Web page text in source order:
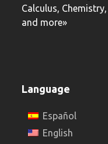
Calculus,
and more»
Language
Español
English